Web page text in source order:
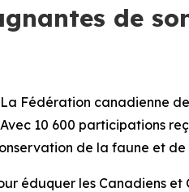
de
La Fédération canadienne
10 600 participations
de la faune et de
éduquer les Canadiens